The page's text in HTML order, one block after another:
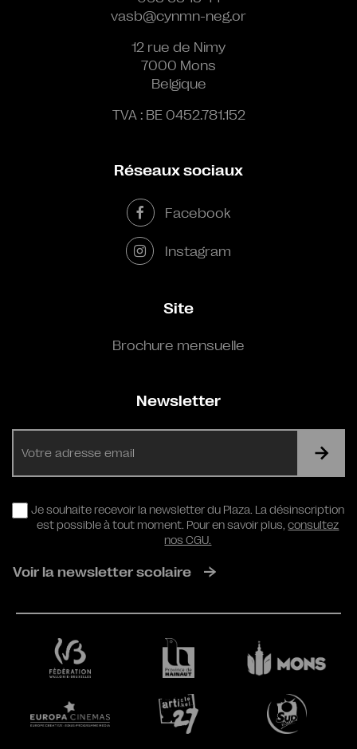
vasb@cynmn-neg.or
12 rue de Nimy
7000 Mons
Belgique
TVA : BE 0452.781.152
Réseaux sociaux
Facebook
Instagram
Site
Brochure mensuelle
Newsletter
RGPD
Je souhaite recevoir la newsletter du Plaza. La désinscription
est possible à tout moment. Pour en savoir plus,consultez
nos CGU.
Voir la newsletter scolaire